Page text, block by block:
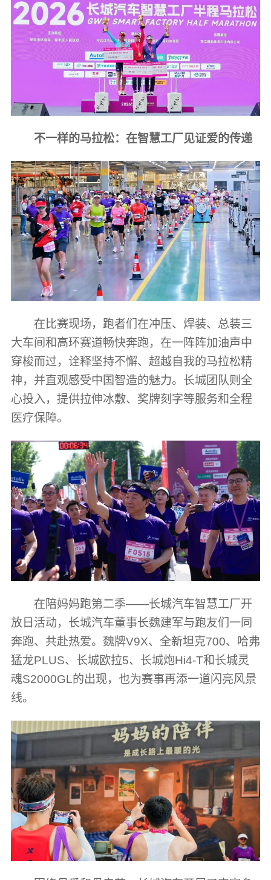
不一样的马拉松：在智慧工厂见证爱的传递
在比赛现场，跑者们在冲压、焊装、总装三
大车间和高环赛道畅快奔跑，在一阵阵加油声中
穿梭而过，诠释坚持不懈、超越自我的马拉松精
神，并直观感受中国智造的魅力。长城团队则全
心投入，提供拉伸冰敷、奖牌刻字等服务和全程
医疗保障。
在陪妈妈跑第二季——‌长城汽车智慧工厂开
放日活动，长城汽车董事长魏建军与跑友们一同
奔跑、共赴热爱。魏牌V9X、全新坦克700、哈弗
猛龙PLUS、长城欧拉5、长城炮Hi4-T和长城灵
魂S2000GL的出现，也为赛事再添一道闪亮风景
线。